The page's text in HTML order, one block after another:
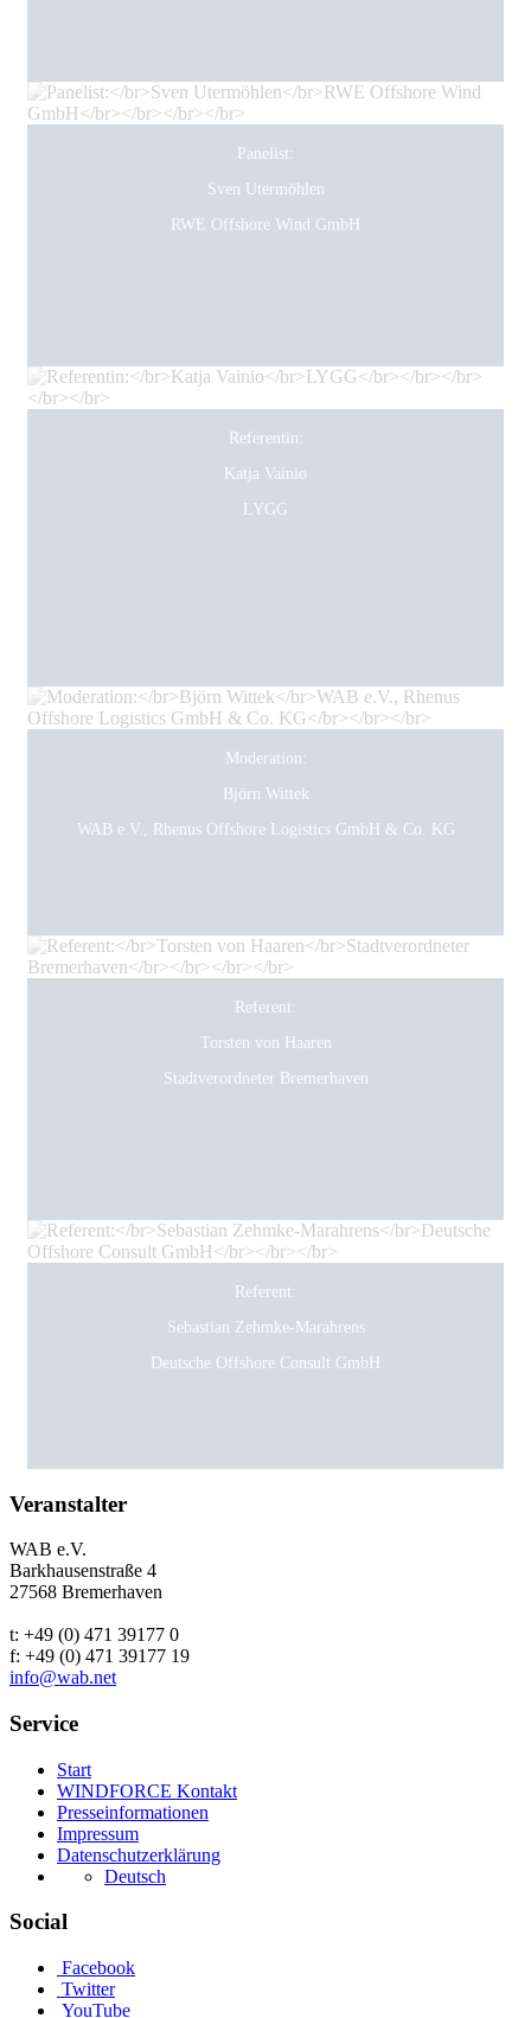
Panelist:
Sven Utermöhlen
RWE Offshore Wind GmbH
Referentin:
Katja Vainio
LYGG
Moderation:
Björn Wittek
WAB e.V., Rhenus Offshore Logistics GmbH & Co. KG
Referent:
Torsten von Haaren
Stadtverordneter Bremerhaven
Referent:
Sebastian Zehmke-Marahrens
Deutsche Offshore Consult GmbH
Veranstalter
WAB e.V.
Barkhausenstraße 4
27568 Bremerhaven
t: +49 (0) 471 39177 0
f: +49 (0) 471 39177 19
info@wab.net
Service
Start
WINDFORCE Kontakt
Presseinformationen
Impressum
Datenschutzerklärung
Deutsch
Social
Facebook
Twitter
YouTube